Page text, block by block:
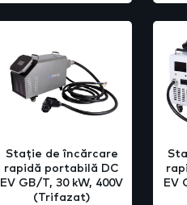
Stație de încărcare
rapidă portabilă DC
EV GB/T, 30 kW, 400V
(Trifazat)
EV